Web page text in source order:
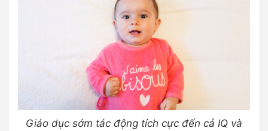
Giáo dục sớm tác động tích cực đến cả IQ và